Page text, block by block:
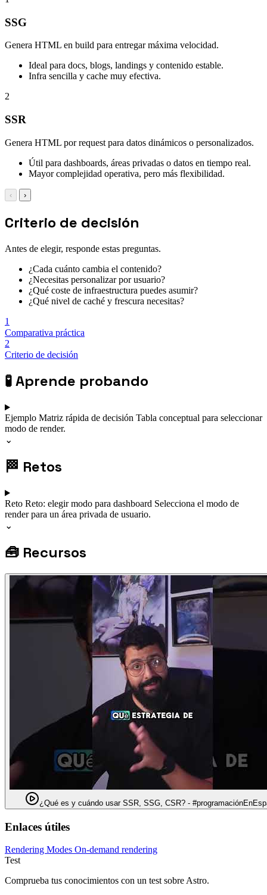
SSG
Genera HTML en build para entregar máxima velocidad.
Ideal para docs, blogs, landings y contenido estable.
Infra sencilla y cache muy efectiva.
2
SSR
Genera HTML por request para datos dinámicos o personalizados.
Útil para dashboards, áreas privadas o datos en tiempo real.
Mayor complejidad operativa, pero más flexibilidad.
‹ ›
Criterio de decisión
Antes de elegir, responde estas preguntas.
¿Cada cuánto cambia el contenido?
¿Necesitas personalizar por usuario?
¿Qué coste de infraestructura puedes asumir?
¿Qué nivel de caché y frescura necesitas?
1
Comparativa práctica
2
Criterio de decisión
🧪Aprende probando
Ejemplo Matriz rápida de decisión Tabla conceptual para seleccionar
modo de render.
⌄
🏁 Retos
Reto Reto: elegir modo para dashboard Selecciona el modo de
render para un área privada de usuario.
⌄
🧰 Recursos
¿Qué es y cuándo usar SSR, SSG, CSR? -
Enlaces útiles
Rendering Modes On-demand rendering
Test
Comprueba tus conocimientos con un test sobre Astro.